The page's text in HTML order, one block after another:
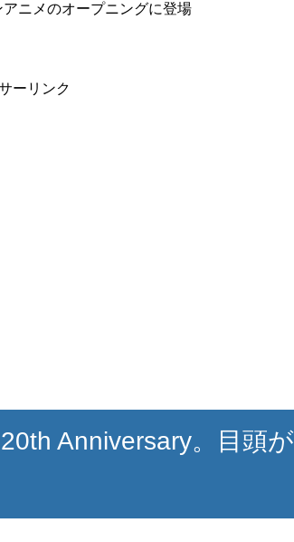
ニメのオープニングに登場
ーリンク
Anniversary。目頭が